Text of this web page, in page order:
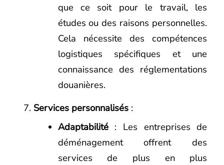
que ce soit pour le travail, les
études ou des raisons personnelles.
Cela nécessite des compétences
logistiques spécifiques et une
connaissance des réglementations
douanières.
Services personnalisés :
Adaptabilité: Les entreprises de
déménagement offrent des
services de plus en plus